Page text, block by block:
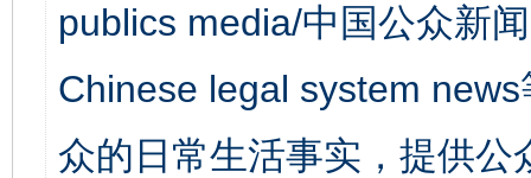
publics media/中国公众新
Chinese legal system
众的日常生活事实，提供